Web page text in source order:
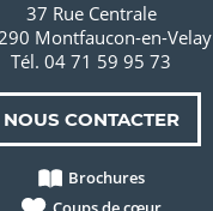
37 Rue Centrale
Montfaucon-en-Velay
Tél. 04 71 59 95 73
NOUS CONTACTER
Brochures